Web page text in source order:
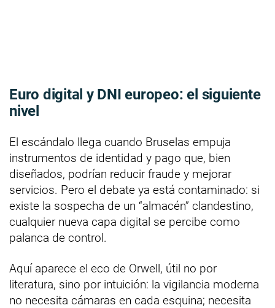
Euro digital y DNI europeo: el siguiente
nivel
El escándalo llega cuando Bruselas empuja
instrumentos de identidad y pago que, bien
diseñados, podrían reducir fraude y mejorar
servicios. Pero el debate ya está contaminado: si
existe la sospecha de un “almacén” clandestino,
cualquier nueva capa digital se percibe como
palanca de control.
Aquí aparece el eco de Orwell, útil no por
literatura, sino por intuición: la vigilancia moderna
no necesita cámaras en cada esquina; necesita